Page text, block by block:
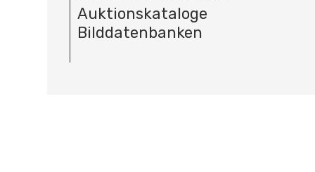
Auktionskataloge
Bilddatenbanken